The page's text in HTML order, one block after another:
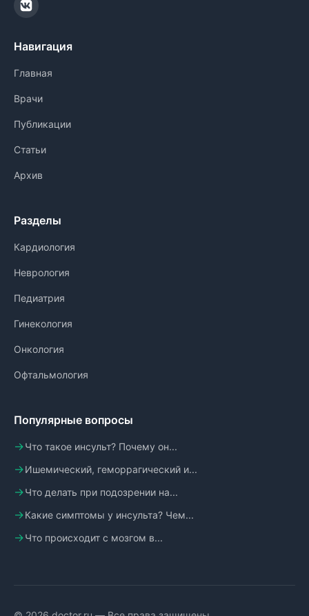
Навигация
Главная
Врачи
Публикации
Статьи
Архив
Разделы
Кардиология
Неврология
Педиатрия
Гинекология
Онкология
Офтальмология
Популярные вопросы
Что такое инсульт? Почему он...
Ишемический, геморрагический и...
Что делать при подозрении на...
Какие симптомы у инсульта? Чем...
Что происходит с мозгом в...